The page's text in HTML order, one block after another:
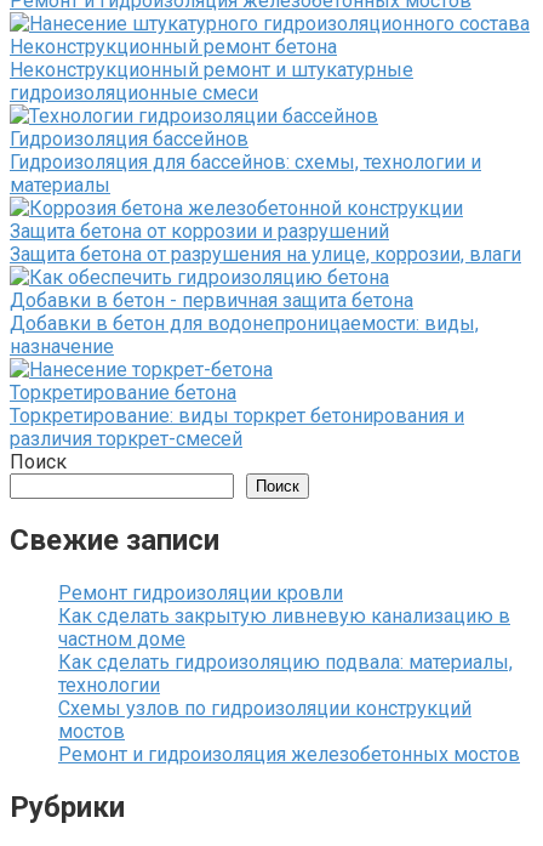
Неконструкционный ремонт бетона
Неконструкционный ремонт и штукатурные
гидроизоляционные смеси
Гидроизоляция бассейнов
Гидроизоляция для бассейнов: схемы, технологии и
материалы
Защита бетона от коррозии и разрушений
Защита бетона от разрушения на улице, коррозии, влаги
Добавки в бетон - первичная защита бетона
Добавки в бетон для водонепроницаемости: виды,
назначение
Торкретирование бетона
Торкретирование: виды торкрет бетонирования и
различия торкрет-смесей
Поиск
Поиск
Свежие записи
Ремонт гидроизоляции кровли
Как сделать закрытую ливневую канализацию в
частном доме
Как сделать гидроизоляцию подвала: материалы,
технологии
Схемы узлов по гидроизоляции конструкций
мостов
Ремонт и гидроизоляция железобетонных мостов
Рубрики